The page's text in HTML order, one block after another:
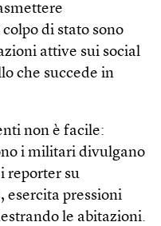
di stato sono
attive sui social
che succede in
non è facile:
i militari divulgano
reporter su
esercita pressioni
le abitazioni.